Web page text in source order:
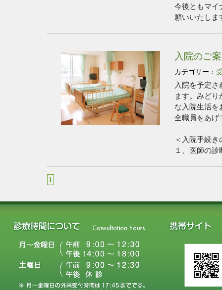
今後ともマイ
願いいたしま
入院のご
カテゴリー：
入院を予定
ます。みど
な入院生活を
全職員をあげ
＜入院手続き
１、医師の
提出ください
・健康保険
・後期高齢
・各種受給
1